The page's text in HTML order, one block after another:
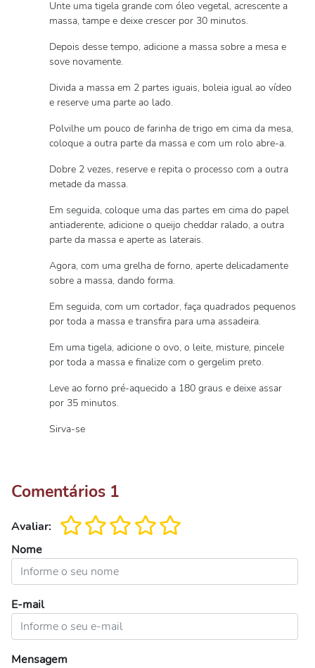
Unte uma tigela grande com óleo vegetal, acrescente a
massa, tampe e deixe crescer por 30 minutos.
Depois desse tempo, adicione a massa sobre a mesa e
sove novamente.
Divida a massa em 2 partes iguais, boleia igual ao vídeo
e reserve uma parte ao lado.
Polvilhe um pouco de farinha de trigo em cima da mesa,
coloque a outra parte da massa e com um rolo abre-a.
Dobre 2 vezes, reserve e repita o processo com a outra
metade da massa.
Em seguida, coloque uma das partes em cima do papel
antiaderente, adicione o queijo cheddar ralado, a outra
parte da massa e aperte as laterais.
Agora, com uma grelha de forno, aperte delicadamente
sobre a massa, dando forma.
Em seguida, com um cortador, faça quadrados pequenos
por toda a massa e transfira para uma assadeira.
Em uma tigela, adicione o ovo, o leite, misture, pincele
por toda a massa e finalize com o gergelim preto.
Leve ao forno pré-aquecido a 180 graus e deixe assar
por 35 minutos.
Sirva-se
Comentários 1
Avaliar:
Nome
E-mail
Mensagem